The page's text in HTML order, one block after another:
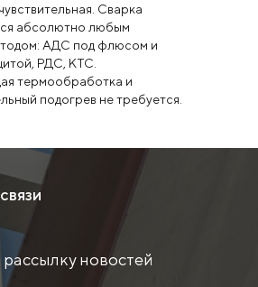
Сварка
абсолютно любым
АДС под флюсом и
РДС, КТС.
термообработка и
подогрев не требуется.
новостей